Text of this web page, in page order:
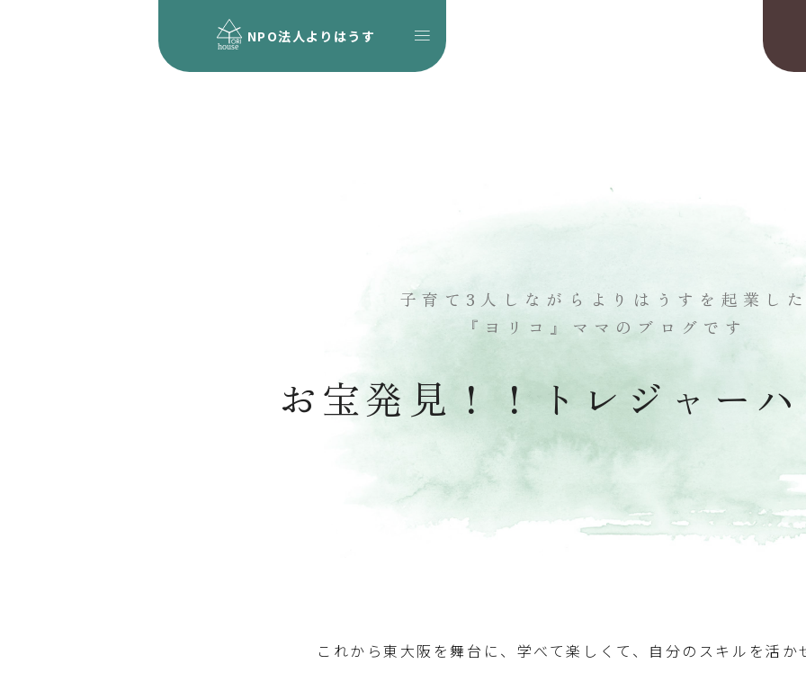
NPO法人よりはうす
子育て3人しながら よりはうすを起業した
『ヨリコ』ママのブログです
お宝発見！！トレジャーハ
これから東大阪を舞台に、学べて楽しくて、自分のスキルを活か